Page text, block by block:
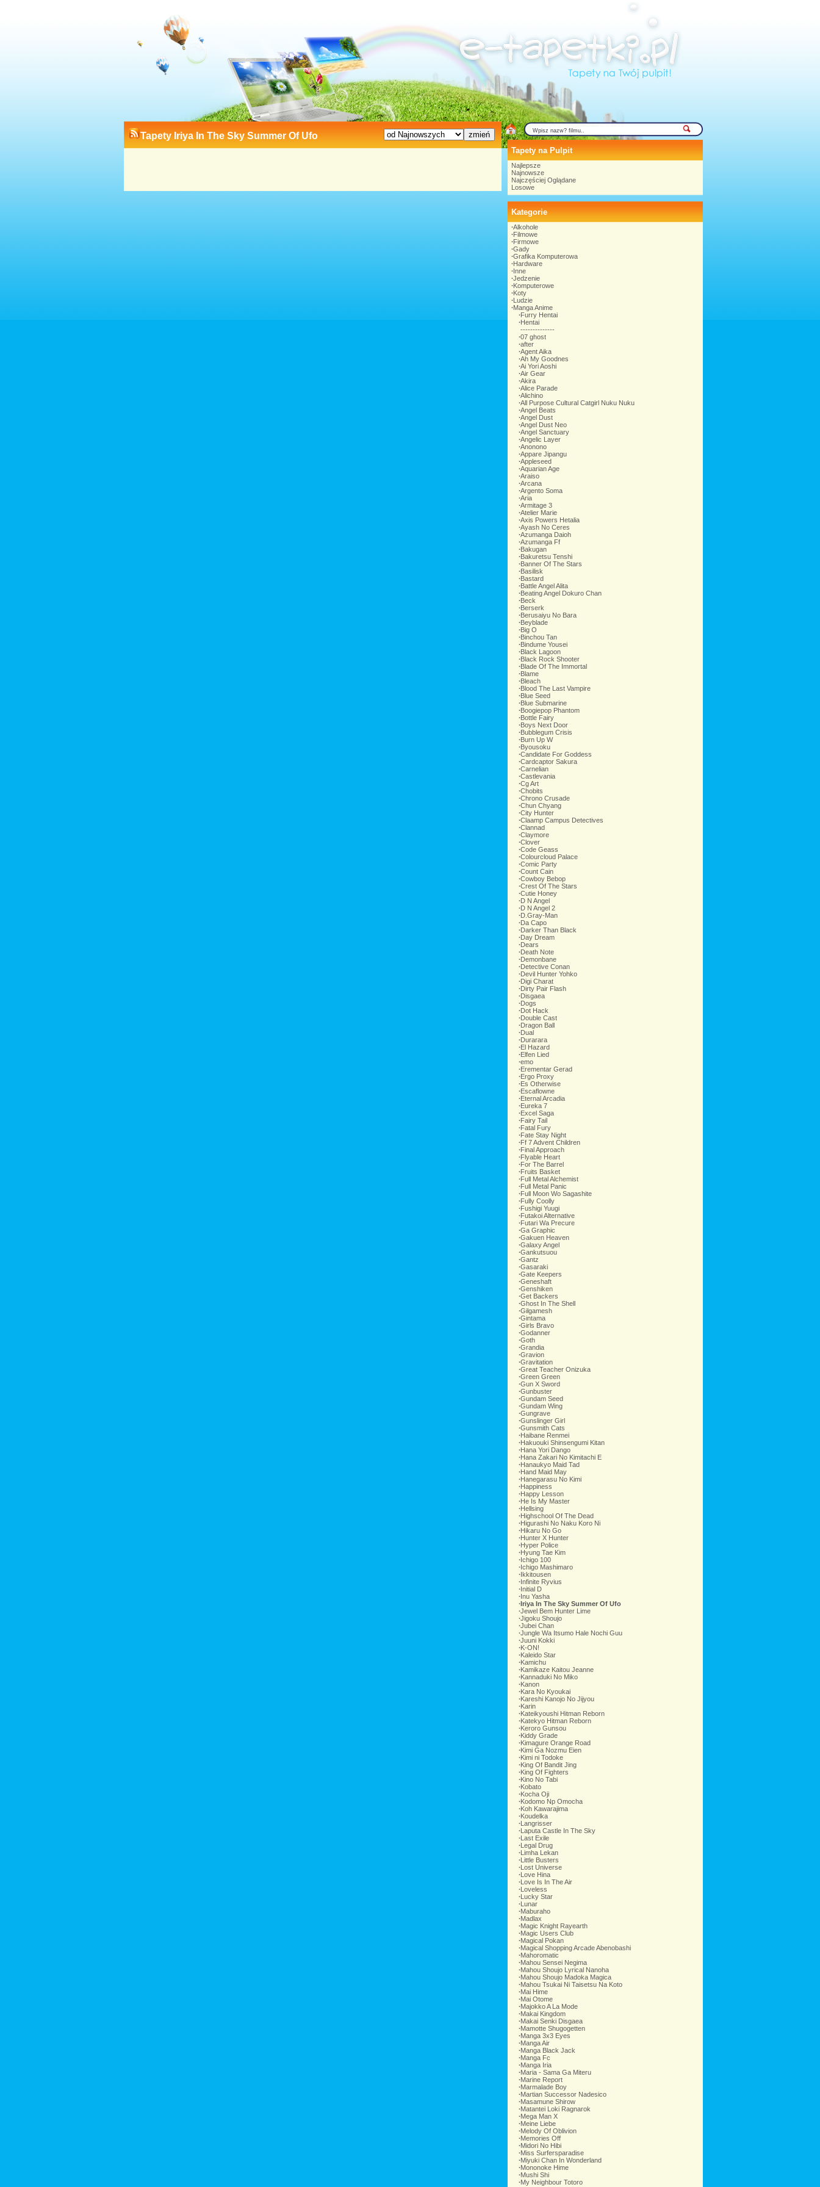
Tapety Iriya In The Sky Summer Of Ufo
Tapety na Pulpit
Najlepsze
Najnowsze
Najczęściej Oglądane
Losowe
Kategorie
∙Alkohole
∙Filmowe
∙Firmowe
∙Gady
∙Grafika Komputerowa
∙Hardware
∙Inne
∙Jedzenie
∙Komputerowe
∙Koty
∙Ludzie
∙Manga Anime
∙Furry Hentai
∙Hentai
--------------
∙07 ghost
∙after
∙Agent Aika
∙Ah My Goodnes
∙Ai Yori Aoshi
∙Air Gear
∙Akira
∙Alice Parade
∙Alichino
∙All Purpose Cultural Catgirl Nuku Nuku
∙Angel Beats
∙Angel Dust
∙Angel Dust Neo
∙Angel Sanctuary
∙Angelic Layer
∙Anonono
∙Appare Jipangu
∙Appleseed
∙Aquarian Age
∙Araiso
∙Arcana
∙Argento Soma
∙Aria
∙Armitage 3
∙Atelier Marie
∙Axis Powers Hetalia
∙Ayash No Ceres
∙Azumanga Daioh
∙Azumanga Ff
∙Bakugan
∙Bakuretsu Tenshi
∙Banner Of The Stars
∙Basilisk
∙Bastard
∙Battle Angel Alita
∙Beating Angel Dokuro Chan
∙Beck
∙Berserk
∙Berusaiyu No Bara
∙Beyblade
∙Big O
∙Binchou Tan
∙Bindume Yousei
∙Black Lagoon
∙Black Rock Shooter
∙Blade Of The Immortal
∙Blame
∙Bleach
∙Blood The Last Vampire
∙Blue Seed
∙Blue Submarine
∙Boogiepop Phantom
∙Bottle Fairy
∙Boys Next Door
∙Bubblegum Crisis
∙Burn Up W
∙Byousoku
∙Candidate For Goddess
∙Cardcaptor Sakura
∙Carnelian
∙Castlevania
∙Cg Art
∙Chobits
∙Chrono Crusade
∙Chun Chyang
∙City Hunter
∙Claamp Campus Detectives
∙Clannad
∙Claymore
∙Clover
∙Code Geass
∙Colourcloud Palace
∙Comic Party
∙Count Cain
∙Cowboy Bebop
∙Crest Of The Stars
∙Cutie Honey
∙D N Angel
∙D N Angel 2
∙D.Gray-Man
∙Da Capo
∙Darker Than Black
∙Day Dream
∙Dears
∙Death Note
∙Demonbane
∙Detective Conan
∙Devil Hunter Yohko
∙Digi Charat
∙Dirty Pair Flash
∙Disgaea
∙Dogs
∙Dot Hack
∙Double Cast
∙Dragon Ball
∙Dual
∙Durarara
∙El Hazard
∙Elfen Lied
∙emo
∙Erementar Gerad
∙Ergo Proxy
∙Es Otherwise
∙Escaflowne
∙Eternal Arcadia
∙Eureka 7
∙Excel Saga
∙Fairy Tail
∙Fatal Fury
∙Fate Stay Night
∙Ff 7 Advent Children
∙Final Approach
∙Flyable Heart
∙For The Barrel
∙Fruits Basket
∙Full Metal Alchemist
∙Full Metal Panic
∙Full Moon Wo Sagashite
∙Fully Coolly
∙Fushigi Yuugi
∙Futakoi Alternative
∙Futari Wa Precure
∙Ga Graphic
∙Gakuen Heaven
∙Galaxy Angel
∙Gankutsuou
∙Gantz
∙Gasaraki
∙Gate Keepers
∙Geneshaft
∙Genshiken
∙Get Backers
∙Ghost In The Shell
∙Gilgamesh
∙Gintama
∙Girls Bravo
∙Godanner
∙Goth
∙Grandia
∙Gravion
∙Gravitation
∙Great Teacher Onizuka
∙Green Green
∙Gun X Sword
∙Gunbuster
∙Gundam Seed
∙Gundam Wing
∙Gungrave
∙Gunslinger Girl
∙Gunsmith Cats
∙Haibane Renmei
∙Hakuouki Shinsengumi Kitan
∙Hana Yori Dango
∙Hana Zakari No Kimitachi E
∙Hanaukyo Maid Tad
∙Hand Maid May
∙Hanegarasu No Kimi
∙Happiness
∙Happy Lesson
∙He Is My Master
∙Hellsing
∙Highschool Of The Dead
∙Higurashi No Naku Koro Ni
∙Hikaru No Go
∙Hunter X Hunter
∙Hyper Police
∙Hyung Tae Kim
∙Ichigo 100
∙Ichigo Mashimaro
∙Ikkitousen
∙Infinite Ryvius
∙Initial D
∙Inu Yasha
∙Iriya In The Sky Summer Of Ufo
∙Jewel Bem Hunter Lime
∙Jigoku Shoujo
∙Jubei Chan
∙Jungle Wa Itsumo Hale Nochi Guu
∙Juuni Kokki
∙K-ON!
∙Kaleido Star
∙Kamichu
∙Kamikaze Kaitou Jeanne
∙Kannaduki No Miko
∙Kanon
∙Kara No Kyoukai
∙Kareshi Kanojo No Jijyou
∙Karin
∙Kateikyoushi Hitman Reborn
∙Katekyo Hitman Reborn
∙Keroro Gunsou
∙Kiddy Grade
∙Kimagure Orange Road
∙Kimi Ga Nozmu Eien
∙Kimi ni Todoke
∙King Of Bandit Jing
∙King Of Fighters
∙Kino No Tabi
∙Kobato
∙Kocha Oji
∙Kodomo Np Omocha
∙Koh Kawarajima
∙Koudelka
∙Langrisser
∙Laputa Castle In The Sky
∙Last Exile
∙Legal Drug
∙Limha Lekan
∙Little Busters
∙Lost Universe
∙Love Hina
∙Love Is In The Air
∙Loveless
∙Lucky Star
∙Lunar
∙Maburaho
∙Madlax
∙Magic Knight Rayearth
∙Magic Users Club
∙Magical Pokan
∙Magical Shopping Arcade Abenobashi
∙Mahoromatic
∙Mahou Sensei Negima
∙Mahou Shoujo Lyrical Nanoha
∙Mahou Shoujo Madoka Magica
∙Mahou Tsukai Ni Taisetsu Na Koto
∙Mai Hime
∙Mai Otome
∙Majokko A La Mode
∙Makai Kingdom
∙Makai Senki Disgaea
∙Mamotte Shugogetten
∙Manga 3x3 Eyes
∙Manga Air
∙Manga Black Jack
∙Manga Fc
∙Manga Iria
∙Maria - Sama Ga Miteru
∙Marine Report
∙Marmalade Boy
∙Martian Successor Nadesico
∙Masamune Shirow
∙Matantei Loki Ragnarok
∙Mega Man X
∙Meine Liebe
∙Melody Of Oblivion
∙Memories Off
∙Midori No Hibi
∙Miss Surfersparadise
∙Miyuki Chan In Wonderland
∙Mononoke Hime
∙Mushi Shi
∙My Neighbour Totoro